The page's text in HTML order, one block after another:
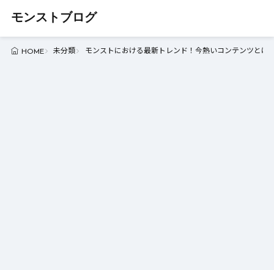
モンストブログ
HOME 未分類 モンストにおける最新トレンド！今熱いコンテンツとは